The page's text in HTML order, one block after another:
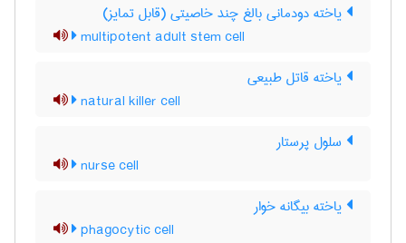
یاخته دودمانی بالغ چند خاصیتی (قابل تمایز)
multipotent adult stem cell
یاخته قاتل طبیعی
natural killer cell
سلول پرستار
nurse cell
یاخته بیگانه خوار
phagocytic cell